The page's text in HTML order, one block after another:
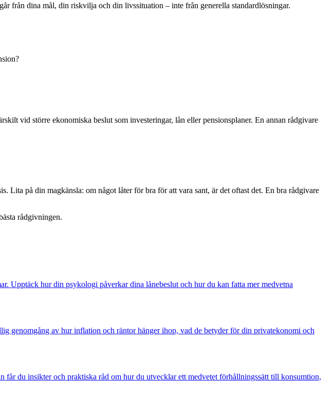
från dina mål, din riskvilja och din livssituation – inte från generella standardlösningar.
vid större ekonomiska beslut som investeringar, lån eller pensionsplaner. En annan rådgivare
på din magkänsla: om något låter för bra för att vara sant, är det oftast det. En bra rådgivare
rådgivningen.
Upptäck hur din psykologi påverkar dina lånebeslut och hur du kan fatta mer medvetna
genomgång av hur inflation och räntor hänger ihop, vad de betyder för din privatekonomi och
du insikter och praktiska råd om hur du utvecklar ett medvetet förhållningssätt till konsumtion,